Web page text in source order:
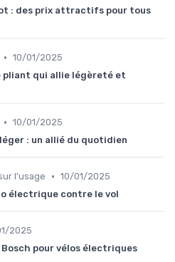
: des prix attractifs pour tous
• 10/01/2025
pliant qui allie légèreté et
• 10/01/2025
: un allié du quotidien
l'usage • 10/01/2025
électrique contre le vol
2025
pour vélos électriques